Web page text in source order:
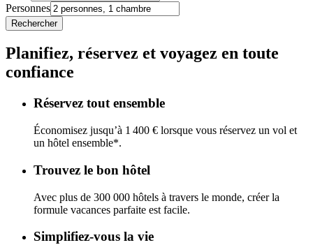
Personnes
Rechercher
Planifiez, réservez et voyagez en toute
confiance
Réservez tout ensemble
Économisez jusqu’à 1 400 € lorsque vous réservez un vol et
un hôtel ensemble*.
Trouvez le bon hôtel
Avec plus de 300 000 hôtels à travers le monde, créer la
formule vacances parfaite est facile.
Simplifiez-vous la vie